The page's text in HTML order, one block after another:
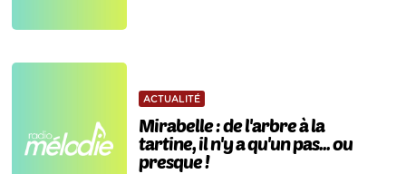
ACTUALITÉ
Mirabelle : de l'arbre à la
tartine, il n'y a qu'un pas... ou
presque !